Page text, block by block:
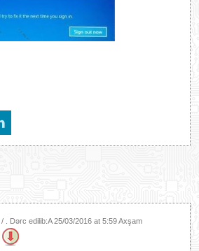
/ . Dərc edilib:A25/03/2016 at 5:59 Axşam